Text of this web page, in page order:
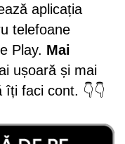
aplicația
telefoane
Play. Mai
ușoară și mai
faci cont. 👇👇